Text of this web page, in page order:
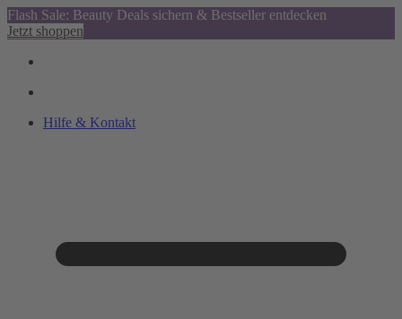
Flash Sale: Beauty Deals sichern & Bestseller entdecken
Jetzt shoppen
Hilfe & Kontakt